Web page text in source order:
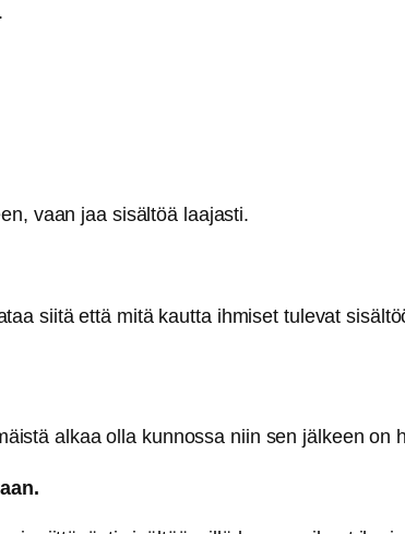
vaan jaa sisältöä laajasti.
siitä että mitä kautta ihmiset tulevat
alkaa olla kunnossa niin sen jälkeen on